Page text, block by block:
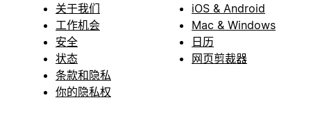
关于我们
工作机会
安全
状态
条款和隐私
你的隐私权
iOS & Android
Mac & Windows
日历
网页剪裁器